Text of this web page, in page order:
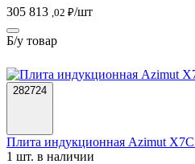
305 813 ,02 ₽/шт
Б/у товар
282724
Плита индукционная Azimut
1 шт. в наличии